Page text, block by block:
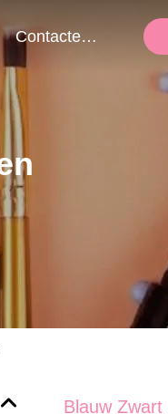
Contacteer Ons
Blauw